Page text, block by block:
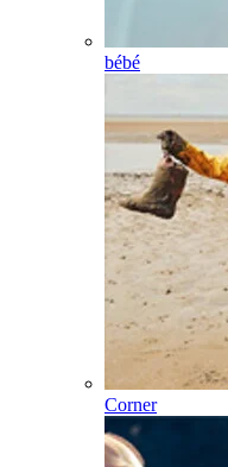
bébé
Corner